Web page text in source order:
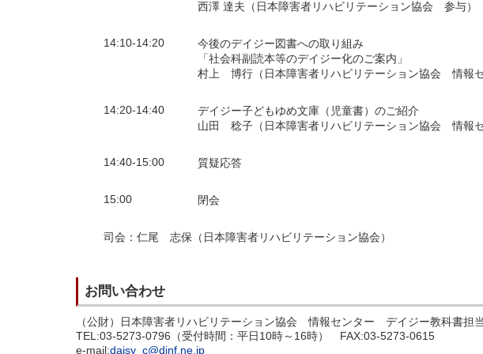
西澤 達夫（日本障害者リハビリテーション協会 参与）
14:10-14:20
今後のデイジー図書への取り組み
「社会科副読本等のデイジー化のご案内」
村上 博行（日本障害者リハビリテーション協会 情報セ
14:20-14:40
デイジー子どもゆめ文庫（児童書）のご紹介
山田 稔子（日本障害者リハビリテーション協会 情報セ
14:40-15:00 質疑応答
15:00 閉会
司会：仁尾 志保（日本障害者リハビリテーション協会）
お問い合わせ
（公財）日本障害者リハビリテーション協会 情報センター デイジー教科書担
TEL:03-5273-0796（受付時間：平日10時～16時） FAX:03-5273-0615
e-mail:daisy_c@dinf.ne.jp